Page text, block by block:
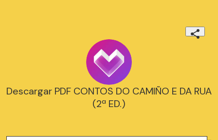
Descargar PDF CONTOS DO CAMIÑO E DA RUA
(2ª ED.)